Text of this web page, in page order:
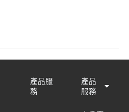
產品服
務
產品
服務